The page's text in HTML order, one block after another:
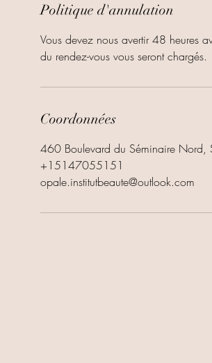
Politique d'annulation
Vous devez nous avertir 48 heures
du rendez-vous vous seront chargés.
Coordonnées
460 Boulevard du Séminaire Nord,
+15147055151
opale.institutbeaute@outlook.com